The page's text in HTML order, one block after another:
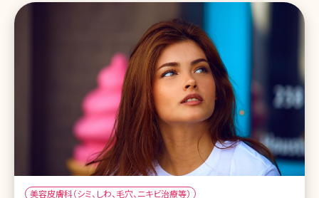
美容皮膚科（シミ、しわ、毛穴、ニキビ治療等）